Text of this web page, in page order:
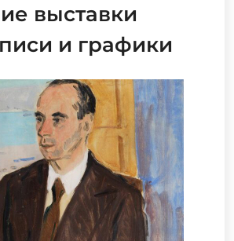
выставки
и графики